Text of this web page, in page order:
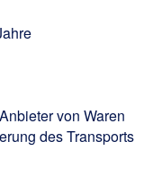
von Waren
des Transports